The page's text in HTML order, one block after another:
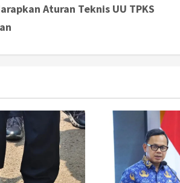
Aturan Teknis UU TPKS